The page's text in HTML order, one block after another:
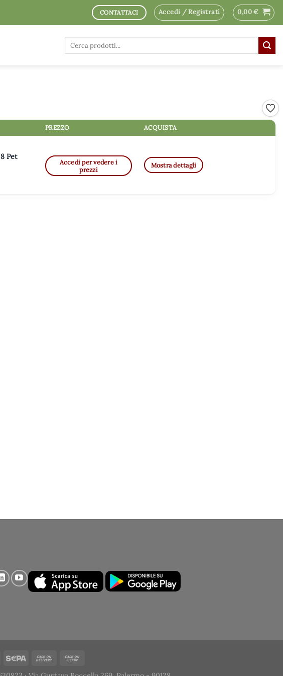
CONTATTACI Accedi / Registrati 0,00€
Cerca:
PREZZO ACQUISTA
Pet
Accedi per vedere i
prezzi
Mostra dettagli